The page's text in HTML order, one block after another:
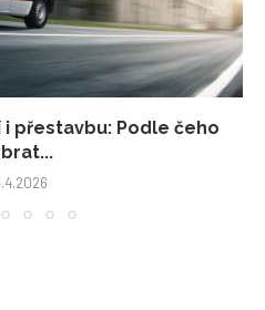
přestavbu: Podle čeho